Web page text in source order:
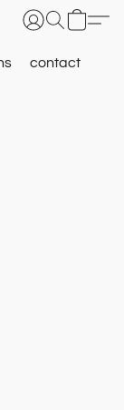
contact